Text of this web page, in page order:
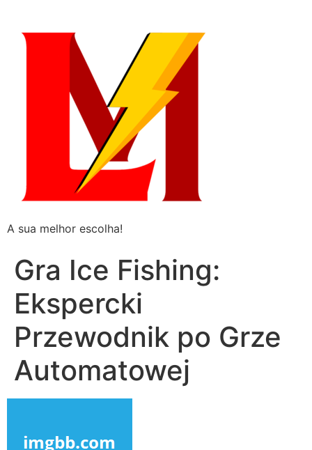
A sua melhor escolha!
Gra Ice Fishing:
Ekspercki
Przewodnik po Grze
Automatowej